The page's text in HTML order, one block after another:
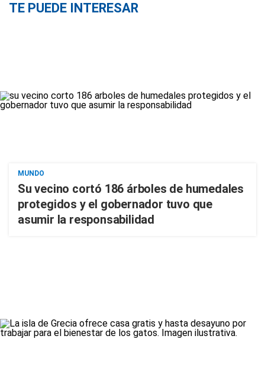
TE PUEDE INTERESAR
MUNDO
Su vecino cortó 186 árboles de humedales
protegidos y el gobernador tuvo que
asumir la responsabilidad